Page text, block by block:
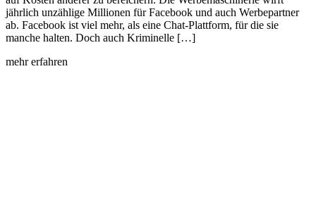
jährlich unzählige Millionen für Facebook und auch Werbepartner
ab. Facebook ist viel mehr, als eine Chat-Plattform, für die sie
manche halten. Doch auch Kriminelle […]
mehr erfahren